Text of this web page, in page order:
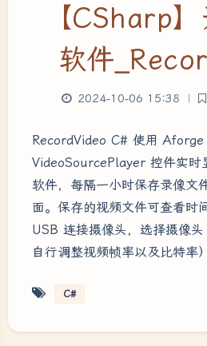
【CSharp
软件
2024-10-06 15:38 |
RecordVideo C# 使用 Aforge
VideoSourcePlayer 控件实时
软件，每隔一小时保存录像文
面。保存的视频文件可查看时
USB 连接摄像头，选择摄像
自行调整视频帧率以及比特率
C#